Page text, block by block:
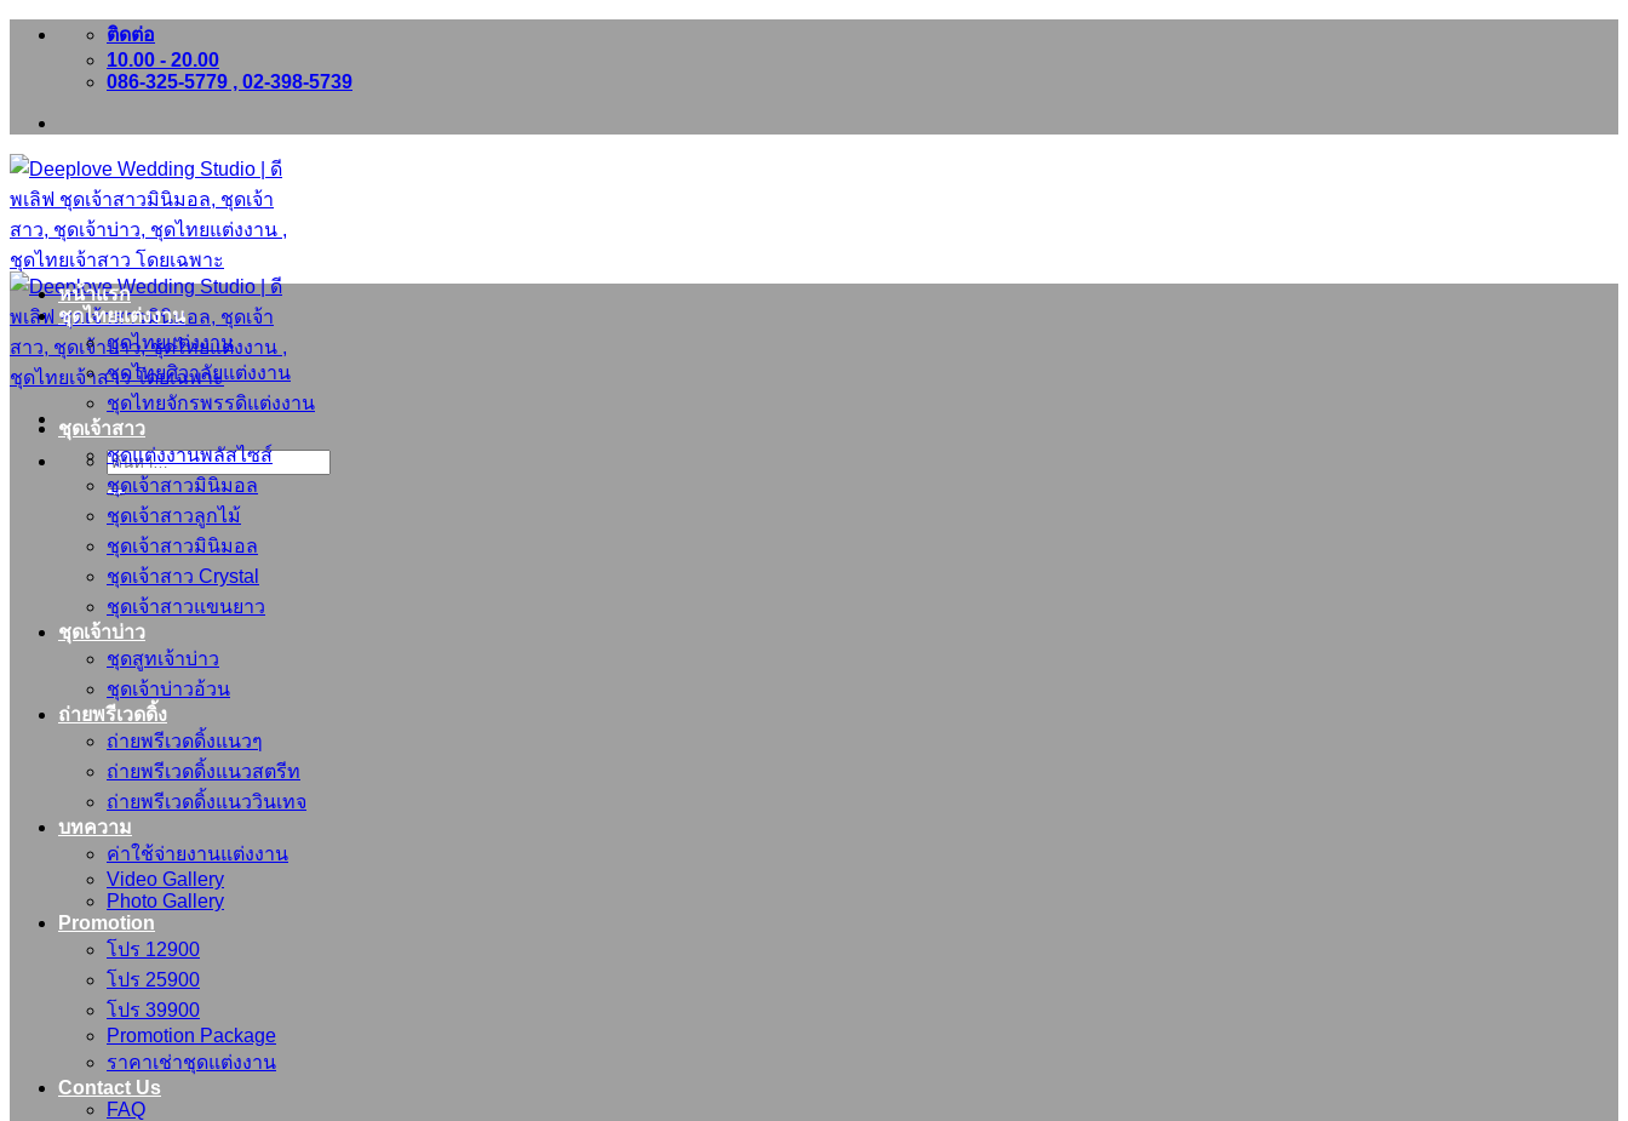
ข้าม
เนื้อหา
ติดต่อ
10.00 - 20.00
086-325-5779 , 02-398-5739
ค้นหา:
หน้าแรก
ชุดไทยแต่งงาน
ชุดไทยแต่งงาน
ชุดไทยศิวาลัยแต่งงาน
ชุดไทยจักรพรรดิแต่งงาน
ชุดเจ้าสาว
ชุดแต่งงานพลัสไซส์
ชุดเจ้าสาวมินิมอล
ชุดเจ้าสาวลูกไม้
ชุดเจ้าสาวมินิมอล
ชุดเจ้าสาว Crystal
ชุดเจ้าสาวแขนยาว
ชุดเจ้าบ่าว
ชุดสูทเจ้าบ่าว
ชุดเจ้าบ่าวอ้วน
ถ่ายพรีเวดดิ้ง
ถ่ายพรีเวดดิ้งแนวๆ
ถ่ายพรีเวดดิ้งแนวสตรีท
ถ่ายพรีเวดดิ้งแนววินเทจ
บทความ
ค่าใช้จ่ายงานแต่งงาน
Video Gallery
Photo Gallery
Promotion
โปร 12900
โปร 25900
โปร 39900
Promotion Package
ราคาเช่าชุดแต่งงาน
Contact Us
FAQ